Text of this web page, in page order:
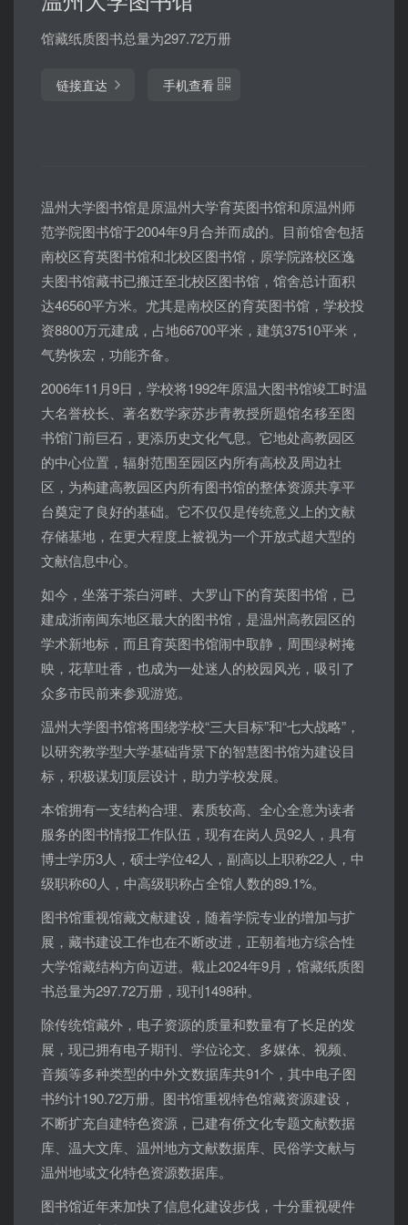
馆藏纸质图书总量为297.72万册
链接直达 手机查看
温州大学图书馆是原温州大学育英图书馆和原温州师
范学院图书馆于2004年9月合并而成的。目前馆舍包括
南校区育英图书馆和北校区图书馆，原学院路校区逸
夫图书馆藏书已搬迁至北校区图书馆，馆舍总计面积
达46560平方米。尤其是南校区的育英图书馆，学校投
资8800万元建成，占地66700平米，建筑37510平米，
气势恢宏，功能齐备。
2006年11月9日，学校将1992年原温大图书馆竣工时温
大名誉校长、著名数学家苏步青教授所题馆名移至图
书馆门前巨石，更添历史文化气息。它地处高教园区
的中心位置，辐射范围至园区内所有高校及周边社
区，为构建高教园区内所有图书馆的整体资源共享平
台奠定了良好的基础。它不仅仅是传统意义上的文献
存储基地，在更大程度上被视为一个开放式超大型的
文献信息中心。
如今，坐落于茶白河畔、大罗山下的育英图书馆，已
建成浙南闽东地区最大的图书馆，是温州高教园区的
学术新地标，而且育英图书馆闹中取静，周围绿树掩
映，花草吐香，也成为一处迷人的校园风光，吸引了
众多市民前来参观游览。
温州大学图书馆将围绕学校“三大目标”和“七大战略”，
以研究教学型大学基础背景下的智慧图书馆为建设目
标，积极谋划顶层设计，助力学校发展。
本馆拥有一支结构合理、素质较高、全心全意为读者
服务的图书情报工作队伍，现有在岗人员92人，具有
博士学历3人，硕士学位42人，副高以上职称22人，中
级职称60人，中高级职称占全馆人数的89.1%。
图书馆重视馆藏文献建设，随着学院专业的增加与扩
展，藏书建设工作也在不断改进，正朝着地方综合性
大学馆藏结构方向迈进。截止2024年9月，馆藏纸质图
书总量为297.72万册，现刊1498种。
除传统馆藏外，电子资源的质量和数量有了长足的发
展，现已拥有电子期刊、学位论文、多媒体、视频、
音频等多种类型的中外文数据库共91个，其中电子图
书约计190.72万册。图书馆重视特色馆藏资源建设，
不断扩充自建特色资源，已建有侨文化专题文献数据
库、温大文库、温州地方文献数据库、民俗学文献与
温州地域文化特色资源数据库。
图书馆近年来加快了信息化建设步伐，十分重视硬件